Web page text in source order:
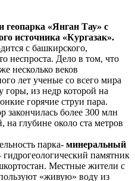
геопарка «Янган Тау» с
источника «Кургазак».
с башкирского,
неспроста. Дело в том, что
несколько веков
лет ученые со всего мира
горы, из недр которой на
горячие струи пара.
закончилась более 300 млн
на глубине около ста метров
парка- минеральный
памятник
Местные жители с
«живую» воду из